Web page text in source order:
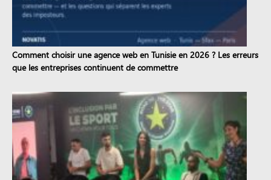
Comment choisir une agence web en Tunisie en 2026 ? Les erreurs
que les entreprises continuent de commettre